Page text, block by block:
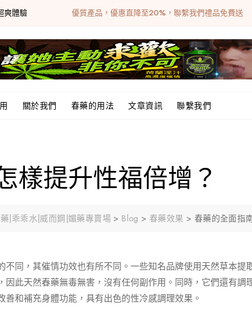
爽體驗 優質產品，優惠直降至20%，聯繫我們禮品免費送
關於我們 春藥的用法 文章資訊 聯繫我們
樣提升性福倍增？
|乖乖水|威而鋼|媚藥專賣場 > Blog > 春藥效果 > 春藥的全面指
不同，其催情功效也有所不同。一些知名品牌使用天然草本提
此天然春藥無毒無害，沒有任何副作用。同時，它們還有調
和補充身體功能，具有出色的性冷感調理效果。